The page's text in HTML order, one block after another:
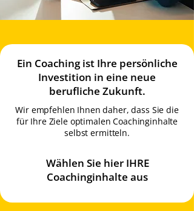
Ein Coaching ist Ihre persönliche
Investition in eine neue
berufliche Zukunft.
Wir empfehlen Ihnen daher, dass Sie die
für Ihre Ziele optimalen Coachinginhalte
selbst ermitteln.
Wählen Sie hier IHRE
Coachinginhalte aus